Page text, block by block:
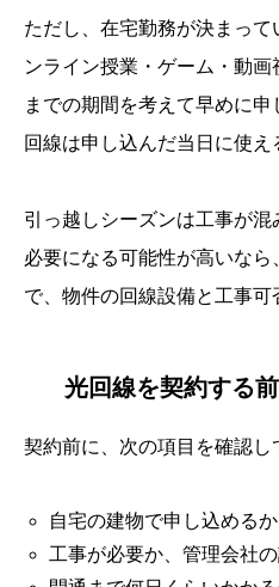
ただし、在宅勤務が決まっ
ンライン授業・ゲーム・動
までの期間を考えて早めに
回線は申し込んだ当日に使え
引っ越しシーズンは工事が混
必要になる可能性が高いな
で、物件の回線設備と工事可
光回線を契約する
契約前に、次の項目を確認し
自宅の建物で申し込めるか
工事が必要か、管理会社